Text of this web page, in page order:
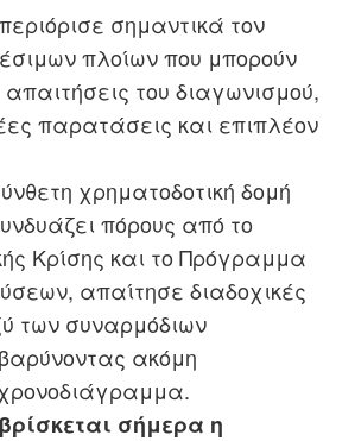
σημαντικά τον
πλοίων που μπορούν
του διαγωνισμού,
παρατάσεις και επιπλέον
χρηματοδοτική δομή
πόρους από το
Κρίσης και το Πρόγραμμα
απαίτησε διαδοχικές
των συναρμόδιων
ακόμη
σήμερα η